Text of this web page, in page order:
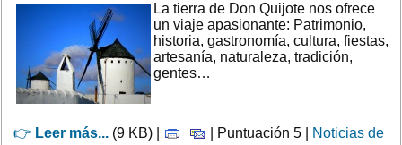
La tierra de Don Quijote nos ofrece
un viaje apasionante: Patrimonio,
historia, gastronomía, cultura, fiestas,
artesanía, naturaleza, tradición,
gentes…
👉 Leer más... (9 KB) | | Puntuación 5 |
Noticias de